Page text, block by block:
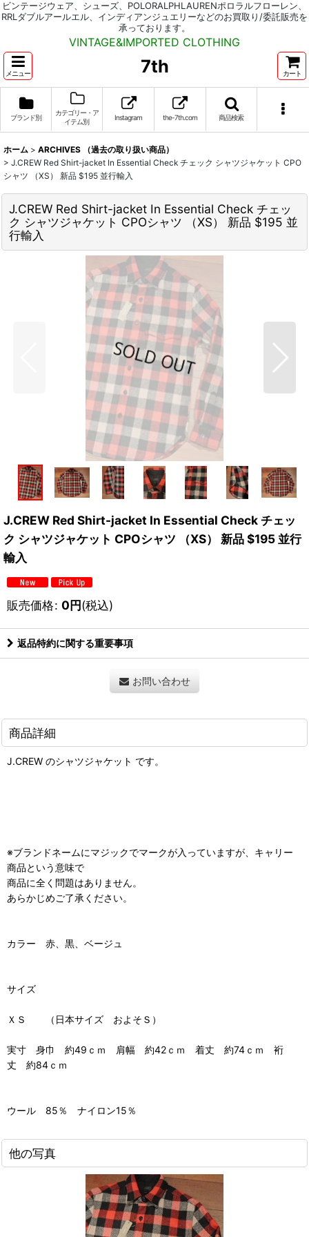
ビンテージウェア、シューズ、POLORALPHLAURENポロラルフローレン、
RRLダブルアールエル、インディアンジュエリーなどのお買取り/委託販売を
承っております。
VINTAGE&IMPORTED CLOTHING
メニュー 7th カート
ブランド別
カテゴリー・ア
イテム別
Instagram the-7th.com 商品検索
ホーム > ARCHIVES （過去の取り扱い商品）
> J.CREW Red Shirt-jacket In Essential Check チェック シャツジャケット CPO
シャツ （XS） 新品 $195 並行輸入
J.CREW Red Shirt-jacket In Essential Check チェッ
ク シャツジャケット CPOシャツ （XS） 新品 $195 並
行輸入
J.CREW Red Shirt-jacket In Essential Check チェッ
ク シャツジャケット CPOシャツ （XS） 新品 $195 並行
輸入
販売価格: 0円(税込)
返品特約に関する重要事項
お問い合わせ
商品詳細
J.CREW のシャツジャケット です。
※ブランドネームにマジックでマークが入っていますが、キャリー
商品という意味で
商品に全く問題はありません。
あらかじめご了承ください。
カラー 赤、黒、ベージュ
サイズ
ＸＳ （日本サイズ およそＳ）
実寸 身巾 約49ｃｍ 肩幅 約42ｃｍ 着丈 約74ｃｍ 裄
丈 約84ｃｍ
ウール 85％ ナイロン15％
他の写真